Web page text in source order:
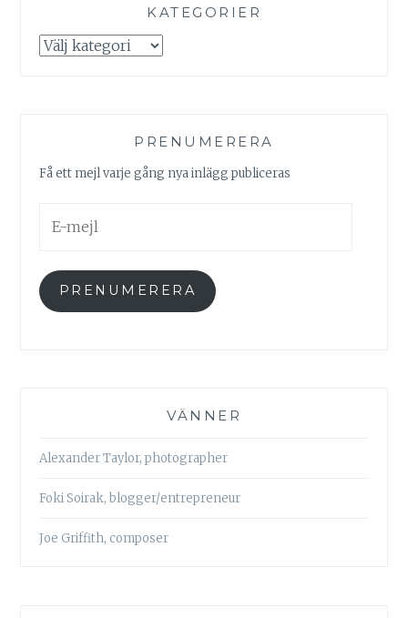
KATEGORIER
Kategorier
PRENUMERERA
Få ett mejl varje gång nya inlägg publiceras
mejl
PRENUMERERA
VÄNNER
Alexander Taylor, photographer
Foki Soirak, blogger/entrepreneur
Joe Griffith, composer